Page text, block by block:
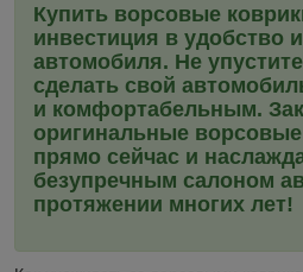
Купить ворсовые
инвестиция в удобство
автомобиля. Не
сделать свой
и комфортабельным.
оригинальные
прямо сейчас и
безупречным салоном
протяжении многих лет!